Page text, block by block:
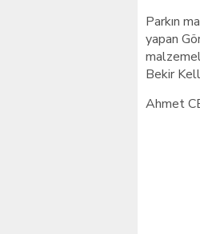
Parkın
yapan
Bekir
Ahmet